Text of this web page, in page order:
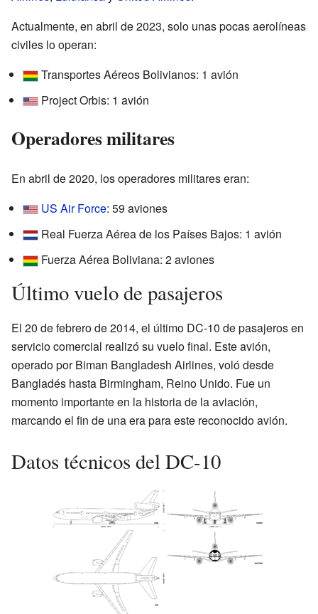
Actualmente, en abril de 2023, solo unas pocas aerolíneas
civiles lo operan:
Transportes Aéreos Bolivianos: 1 avión
Project Orbis: 1 avión
Operadores militares
En abril de 2020, los operadores militares eran:
US Air Force: 59 aviones
Real Fuerza Aérea de los Países Bajos: 1 avión
Fuerza Aérea Boliviana: 2 aviones
Último vuelo de pasajeros
El 20 de febrero de 2014, el último DC-10 de pasajeros en
servicio comercial realizó su vuelo final. Este avión,
operado por Biman Bangladesh Airlines, voló desde
Bangladés hasta Birmingham, Reino Unido. Fue un
momento importante en la historia de la aviación,
marcando el fin de una era para este reconocido avión.
Datos técnicos del DC-10